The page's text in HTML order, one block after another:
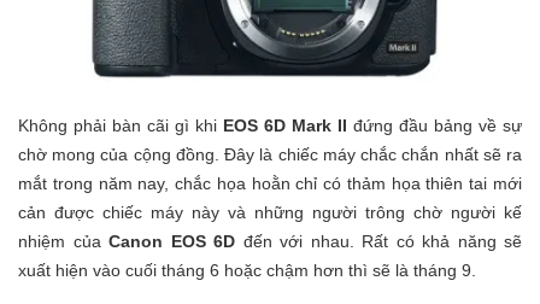
Không phải bàn cãi gì khi EOS 6D Mark II đứng đầu bảng về sự
chờ mong của cộng đồng. Đây là chiếc máy chắc chắn nhất sẽ ra
mắt trong năm nay, chắc họa hoằn chỉ có thảm họa thiên tai mới
cản được chiếc máy này và những người trông chờ người kế
nhiệm của Canon EOS 6D đến với nhau. Rất có khả năng sẽ
xuất hiện vào cuối tháng 6 hoặc chậm hơn thì sẽ là tháng 9.